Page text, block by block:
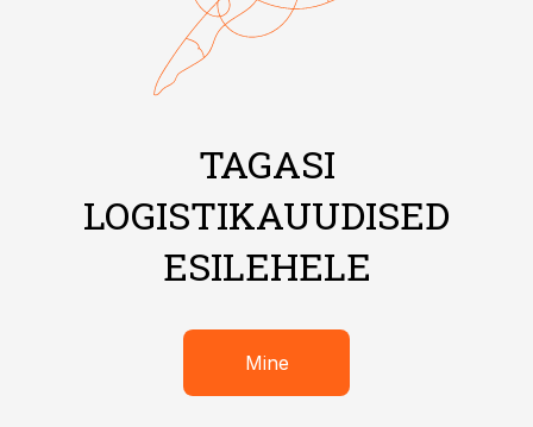
TAGASI
LOGISTIKAUUDISED
ESILEHELE
Mine